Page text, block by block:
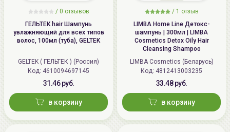
/ 0 отзывов
ГЕЛЬТЕК hair Шампунь
увлажняющий для всех типов
волос, 100мл (туба), GELTEK
GELTEK ( ГЕЛЬТЕК ) (Россия)
Код: 4610094697145
31.46 руб.
в корзину
/ 1 отзыв
LIMBA Home Line Детокс-
шампунь | 300мл | LIMBA
Cosmetics Detox Oily Hair
Cleansing Shampoo
LIMBA Cosmetics (Беларусь)
Код: 4812413003235
33.48 руб.
в корзину